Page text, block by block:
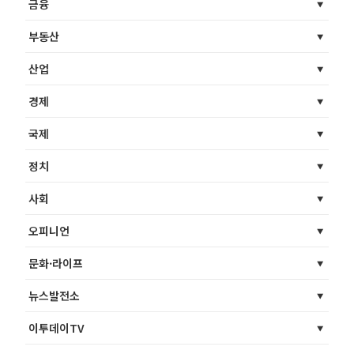
금융
부동산
산업
경제
국제
정치
사회
오피니언
문화·라이프
뉴스발전소
이투데이TV